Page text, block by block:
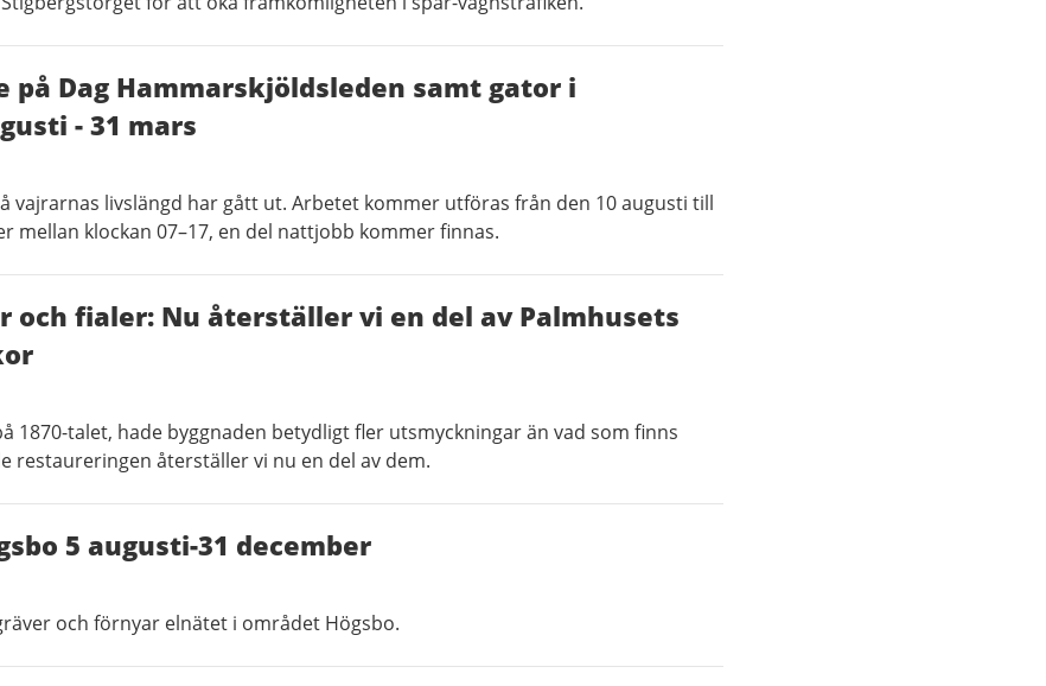
på Dag Hammarskjöldsleden samt gator i
- 31 mars
vajrarnas livslängd har gått ut. Arbetet kommer utföras från den 10 augusti till
mellan klockan 07–17, en del nattjobb kommer finnas.
och fialer: Nu återställer vi en del av Palmhusets
1870-talet, hade byggnaden betydligt fler utsmyckningar än vad som finns
restaureringen återställer vi nu en del av dem.
5 augusti-31 december
och förnyar elnätet i området Högsbo.